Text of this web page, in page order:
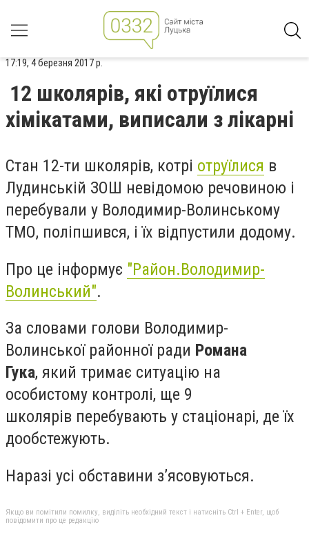
17:19, 4 березня 2017 р.
12 школярів, які отруїлися
хімікатами, виписали з лікарні
Стан 12-ти школярів, котрі отруїлися в
Лудинській ЗОШ невідомою речовиною і
перебували у Володимир-Волинському
ТМО, поліпшився, і їх відпустили додому.
Про це інформує "Район.Володимир-
Волинський".
За словами голови Володимир-
Волинської районної ради Романа
Гука, який тримає ситуацію на
особистому контролі, ще 9
школярів перебувають у стаціонарі, де їх
дообстежують.
Наразі усі обставини з’ясовуються.
Якщо ви помітили помилку, виділіть необхідний текст і натисніть Ctrl + Enter, щоб
повідомити про це редакцію